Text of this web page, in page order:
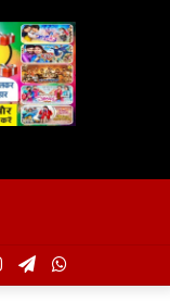
Telegram
Instagram